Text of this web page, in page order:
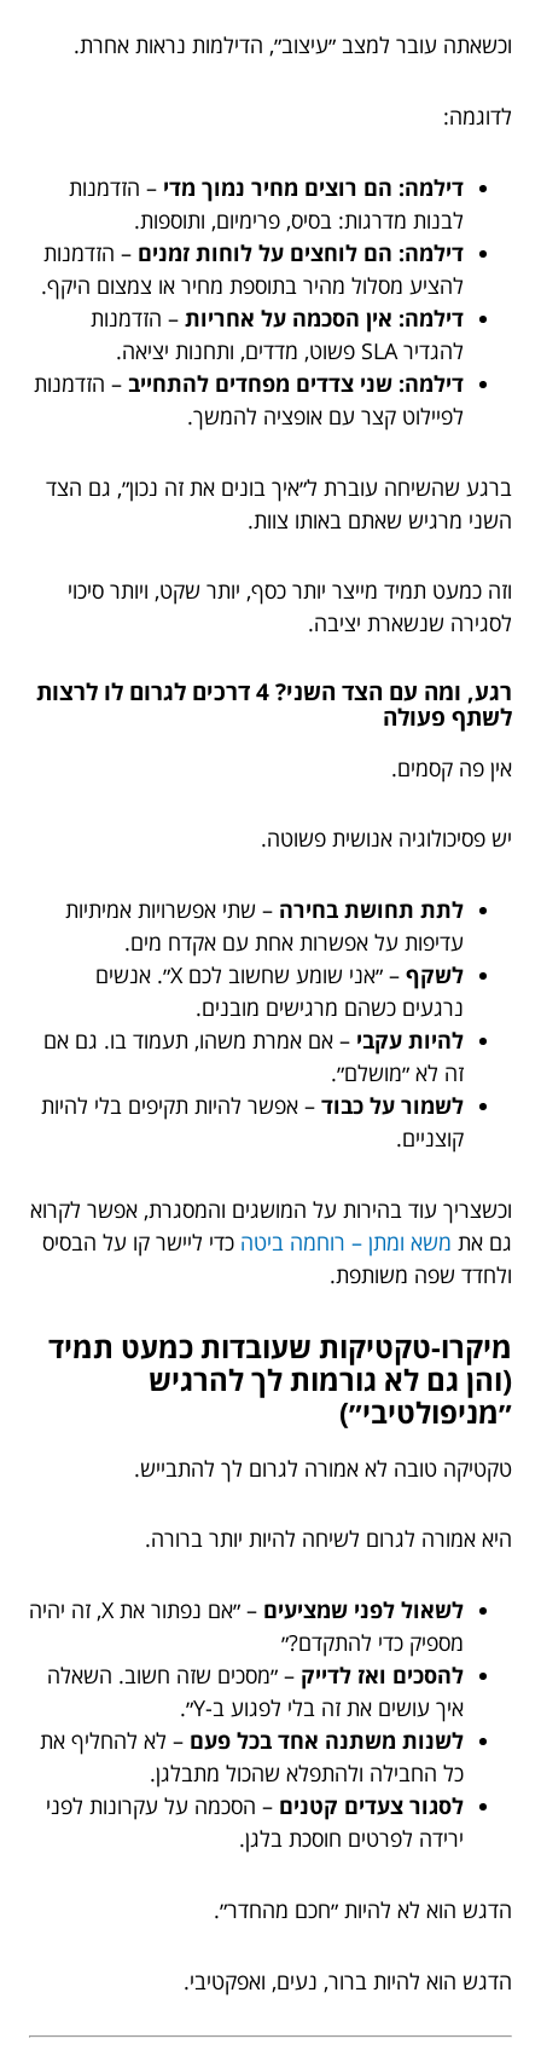
וכשאתה עובר למצב ״עיצוב״, הדילמות נראות אחרת.
לדוגמה:
דילמה: הם רוצים מחיר נמוך מדי – הזדמנות
לבנות מדרגות: בסיס, פרימיום, ותוספות.
דילמה: הם לוחצים על לוחות זמנים – הזדמנות
להציע מסלול מהיר בתוספת מחיר או צמצום היקף.
דילמה: אין הסכמה על אחריות – הזדמנות
להגדיר SLA פשוט, מדדים, ותחנות יציאה.
דילמה: שני צדדים מפחדים להתחייב – הזדמנות
לפיילוט קצר עם אופציה להמשך.
ברגע שהשיחה עוברת ל״איך בונים את זה נכון״, גם הצד
השני מרגיש שאתם באותו צוות.
וזה כמעט תמיד מייצר יותר כסף, יותר שקט, ויותר סיכוי
לסגירה שנשארת יציבה.
רגע, ומה עם הצד השני? 4 דרכים לגרום לו לרצות
לשתף פעולה
אין פה קסמים.
יש פסיכולוגיה אנושית פשוטה.
לתת תחושת בחירה – שתי אפשרויות אמיתיות
עדיפות על אפשרות אחת עם אקדח מים.
לשקף
– ״אני שומע שחשוב לכם X״. אנשים
נרגעים כשהם מרגישים מובנים.
להיות עקבי – אם אמרת משהו, תעמוד בו. גם אם
זה לא ״מושלם״.
לשמור על כבוד – אפשר להיות תקיפים בלי להיות
קוצניים.
וכשצריך עוד בהירות על המושגים והמסגרת, אפשר לקרוא
גם את משא ומתן – רוחמה ביטה כדי ליישר קו על הבסיס
ולחדד שפה משותפת.
מיקרו-טקטיקות שעובדות כמעט תמיד
(והן גם לא גורמות לך להרגיש
״מניפולטיבי״)
טקטיקה טובה לא אמורה לגרום לך להתבייש.
היא אמורה לגרום לשיחה להיות יותר ברורה.
לשאול לפני שמציעים
– ״אם נפתור את X, זה יהיה
מספיק כדי להתקדם?״
להסכים ואז לדייק – ״מסכים שזה חשוב. השאלה
איך עושים את זה בלי לפגוע ב-Y״.
לשנות משתנה אחד בכל פעם – לא להחליף את
כל החבילה ולהתפלא שהכול מתבלגן.
לסגור צעדים קטנים – הסכמה על עקרונות לפני
ירידה לפרטים חוסכת בלגן.
הדגש הוא לא להיות ״חכם מהחדר״.
הדגש הוא להיות ברור, נעים, ואפקטיבי.